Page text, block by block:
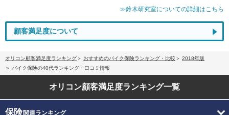
≫鈴木研究室についての詳細はこちら
顧客満足度について
オリコン顧客満足度ランキング おすすめのバイク保険ランキング・比較
2018年版
バイク保険の40代ランキング・口コミ情報
オリコン顧客満足度ランキング一覧
保険関連ランキング